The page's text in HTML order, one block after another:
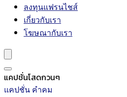
ลงทุนแฟรนไชส์
เกี่ยวกับเรา
โฆษณากับเรา
แคปชั่นโสดกวนๆ
แคปชั่น คำคม